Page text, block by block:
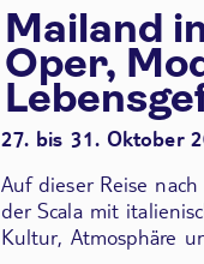
Mailand
Oper,
27. bis 31. Oktober
Auf dieser Reise
der Scalamit
Kultur, Atmosphäre